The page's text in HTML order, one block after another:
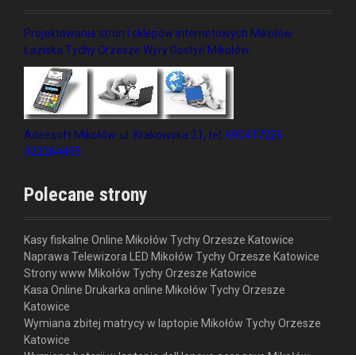
Projektowanie stron i sklepów internetowych Mikołów
Łaziska Tychy Orzesze Wyry Gostyń Mikołów.
Adeesoft Mikołów. ul. Krakowska 21, tel: 690417226
322264435
Polecane strony
Kasy fiskalne Online Mikołów Tychy Orzesze Katowice
Naprawa Telewizora LED Mikołów Tychy Orzesze Katowice
Strony www Mikołów Tychy Orzesze Katowice
Kasa Online Drukarka online Mikołów Tychy Orzesze
Katowice
Wymiana zbitej matrycy w laptopie Mikołów Tychy Orzesze
Katowice